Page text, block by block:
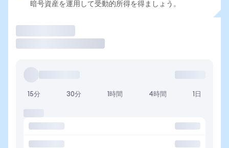
暗号資産を運用して受動的所得を得ましょう。
15分 30分 1時間 4時間 1日